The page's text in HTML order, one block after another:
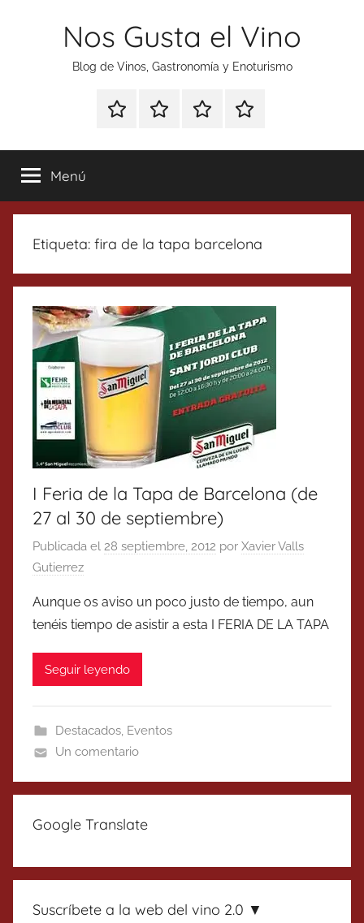
Nos Gusta el Vino
Blog de Vinos, Gastronomía y Enoturismo
Especial
Tonics
Enoturismo
Gastronomía
RankingContacto
Menú
Etiqueta: fira de la tapa barcelona
I Feria de la Tapa de Barcelona (de
27 al 30 de septiembre)
Publicada el 28 septiembre, 2012 por Xavier Valls
Gutierrez
Aunque os aviso un poco justo de tiempo, aun
tenéis tiempo de asistir a esta I FERIA DE LA TAPA
Seguir leyendo
Destacados, Eventos
Un comentario
Google Translate
Suscríbete a la web del vino 2.0 ▼